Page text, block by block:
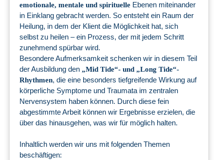
emotionale, mentale und spirituelle Ebenen miteinander
in Einklang gebracht werden. So entsteht ein Raum der
Heilung, in dem der Klient die Möglichkeit hat, sich
selbst zu heilen – ein Prozess, der mit jedem Schritt
zunehmend spürbar wird.
Besondere Aufmerksamkeit schenken wir in diesem Teil
der Ausbildung den „Mid Tide“- und „Long Tide“-
Rhythmen, die eine besonders tiefgreifende Wirkung auf
körperliche Symptome und Traumata im zentralen
Nervensystem haben können. Durch diese fein
abgestimmte Arbeit können wir Ergebnisse erzielen, die
über das hinausgehen, was wir für möglich halten.
Inhaltlich werden wir uns mit folgenden Themen
beschäftigen: